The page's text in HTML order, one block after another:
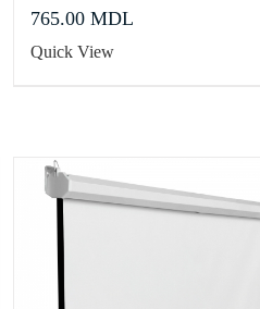
765.00 MDL
Quick View